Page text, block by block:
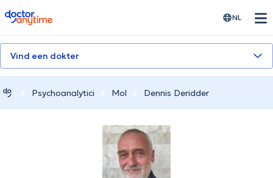
doctoranytime NL
Vind een dokter
Psychoanalytici Mol Dennis Deridder